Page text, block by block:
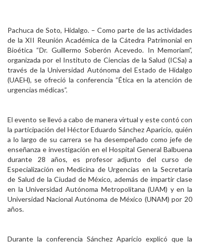
Pachuca de Soto, Hidalgo. – Como parte de las actividades
de la XII Reunión Académica de la Cátedra Patrimonial en
Bioética “Dr. Guillermo Soberón Acevedo. In Memoriam”,
organizada por el Instituto de Ciencias de la Salud (ICSa) a
través de la Universidad Autónoma del Estado de Hidalgo
(UAEH), se ofreció la conferencia “Ética en la atención de
urgencias médicas”.
El evento se llevó a cabo de manera virtual y este contó con
la participación del Héctor Eduardo Sánchez Aparicio, quién
a lo largo de su carrera se ha desempeñado como jefe de
enseñanza e investigación en el Hospital General Balbuena
durante 28 años, es profesor adjunto del curso de
Especialización en Medicina de Urgencias en la Secretaría
de Salud de la Ciudad de México, además de impartir clase
en la Universidad Autónoma Metropolitana (UAM) y en la
Universidad Nacional Autónoma de México (UNAM) por 20
años.
Durante la conferencia Sánchez Aparicio explicó que la